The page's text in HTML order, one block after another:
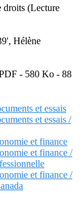
droits (Lecture
Hélène
- 580 Ko - 88
et essais
et essais /
et finance
et finance /
et finance /